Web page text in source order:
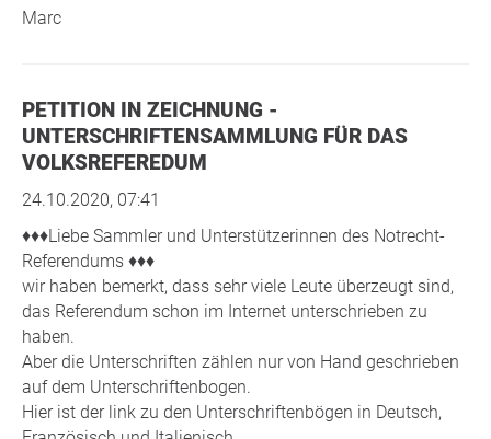
Marc
PETITION IN ZEICHNUNG -
UNTERSCHRIFTENSAMMLUNG FÜR DAS
VOLKSREFEREDUM
24.10.2020, 07:41
♦️♦️♦️Liebe Sammler und Unterstützerinnen des Notrecht-
Referendums ♦️♦️♦️
wir haben bemerkt, dass sehr viele Leute überzeugt sind,
das Referendum schon im Internet unterschrieben zu
haben.
Aber die Unterschriften zählen nur von Hand geschrieben
auf dem Unterschriftenbogen.
Hier ist der link zu den Unterschriftenbögen in Deutsch,